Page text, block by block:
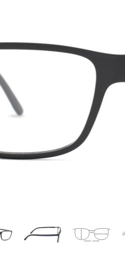
134 mm
Ширина
Ширина на стъклото
Ширина
на